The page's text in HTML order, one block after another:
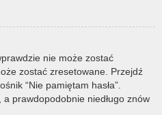
nie może zostać
zostać zresetowane. Przejdź
“Nie pamiętam hasła”.
prawdopodobnie niedługo znów